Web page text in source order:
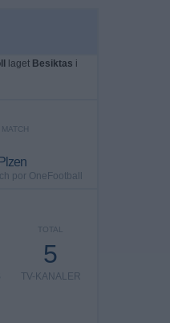
laget Besiktas i
por OneFootball
TOTAL
5
TV-KANALER